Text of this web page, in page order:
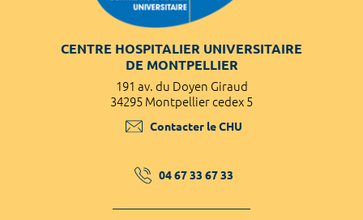
CENTRE HOSPITALIER UNIVERSITAIRE
DE MONTPELLIER
191 av. du Doyen Giraud
34295 Montpellier cedex 5
Contacter le CHU
04 67 33 67 33